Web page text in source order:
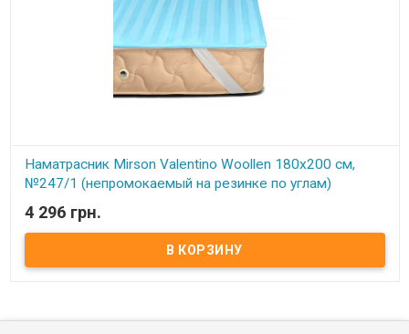
Наматрасник Mirson Valentino Woollen 180x200 см,
№247/1 (непромокаемый на резинке по углам)
В наличии
Наматрасник Mirson Valentino Woollen 180x200 см, №247/1
(непромокаемый на резинке по углам) Размер: 180x200 см.
Чехол: Итальянский Сатин Жаккард, 100% хлопок + Микросатин.
Valentino/Carmela/Royal Waterproof непромокаемый: Серия
4 296 грн.